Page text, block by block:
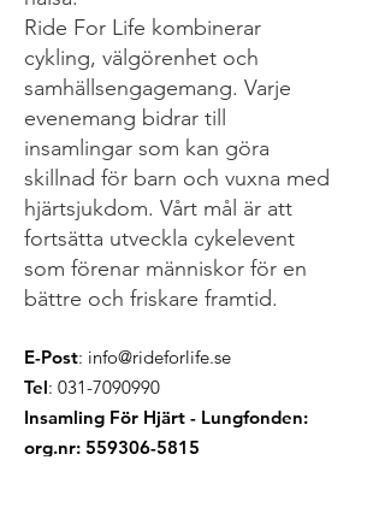
Ride For Life kombinerar
cykling, välgörenhet och
samhällsengagemang. Varje
evenemang bidrar till
insamlingar som kan göra
skillnad för barn och vuxna med
hjärtsjukdom. Vårt mål är att
fortsätta utveckla cykelevent
som förenar människor för en
bättre och friskare framtid.
E-Post: info@rideforlife.se
Tel: 031-7090990
Insamling För Hjärt - Lungfonden:
org.nr: 559306-5815